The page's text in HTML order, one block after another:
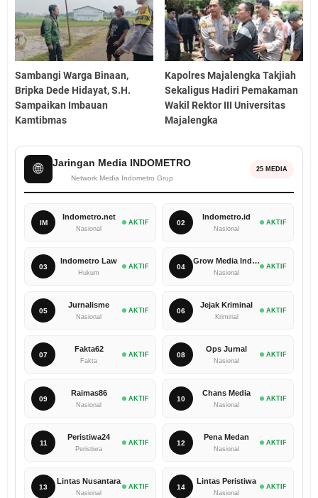
Sambangi Warga Binaan,
Bripka Dede Hidayat, S.H.
Sampaikan Imbauan
Kamtibmas
Kapolres Majalengka Takjiah
Sekaligus Hadiri Pemakaman
Wakil Rektor III Universitas
Majalengka
🌐 Jaringan Media INDOMETRO
Network Media Indometro Grup
25 MEDIA
IM
Indometro.net
Nasional
AKTIF 02
Indometro.id
Nasional
AKTIF
03
Indometro Law
Hukum
AKTIF 04
Grow Media Indonesia
Nasional
AKTIF
05
Jurnalisme
Nasional
AKTIF 06
Jejak Kriminal
Kriminal
AKTIF
07
Fakta62
Fakta
AKTIF 08
Ops Jurnal
Nasional
AKTIF
09
Raimas86
Nasional
AKTIF 10
Chans Media
Nasional
AKTIF
11
Peristiwa24
Peristiwa
AKTIF 12
Pena Medan
Nasional
AKTIF
13
Lintas Nusantara
Nasional
AKTIF 14
Lintas Peristiwa
Nasional
AKTIF